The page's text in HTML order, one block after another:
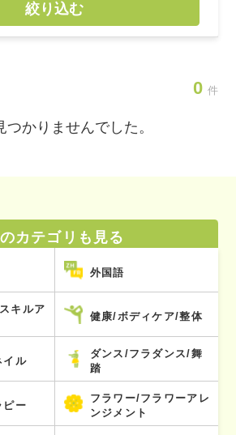
絞り込む
0 件
かりませんでした。
カテゴリも見る
外国語
キルア
健康/ボディケア/整体
イル
ダンス/フラダンス/舞
踏
ピー
フラワー/フラワーアレ
ンジメント